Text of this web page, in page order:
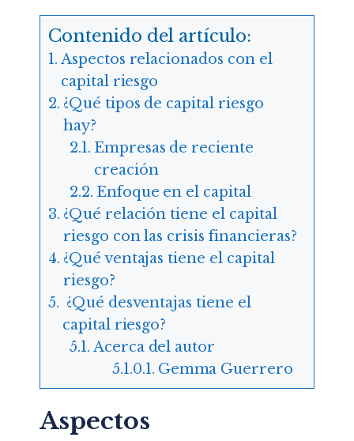
Contenido del artículo:
Aspectos relacionados con el
capital riesgo
¿Qué tipos de capital riesgo
hay?
Empresas de reciente
creación
Enfoque en el capital
¿Qué relación tiene el capital
riesgo con las crisis financieras?
¿Qué ventajas tiene el capital
riesgo?
¿Qué desventajas tiene el
capital riesgo?
Acerca del autor
Gemma Guerrero
Aspectos